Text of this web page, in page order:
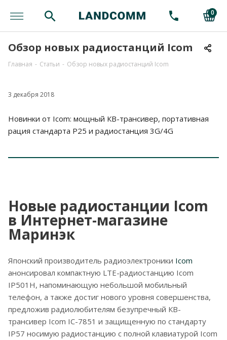
0
Обзор новых радиостанций Icom
Главная - Статьи - Обзор новых радиостанций Icom
3 декабря 2018
Новинки от Icom: мощный КВ-трансивер, портативная
рация стандарта P25 и радиостанция 3G/4G
Новые радиостанции Icom
в Интернет-магазине
Маринэк
Японский производитель радиоэлектроники Icom
анонсировал компактную LTE-радиостанцию Icom
IP501H, напоминающую небольшой мобильный
телефон, а также достиг нового уровня совершенства,
предложив радиолюбителям безупречный КВ-
трансивер Icom IC-7851 и защищенную по стандарту
IP57 носимую радиостанцию c полной клавиатурой Icom